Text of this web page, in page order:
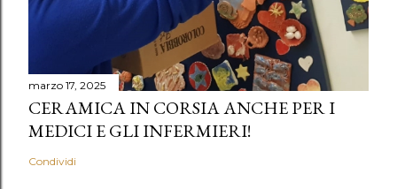
marzo 17, 2025
CERAMICA IN CORSIA ANCHE PER I
MEDICI E GLI INFERMIERI!
Condividi